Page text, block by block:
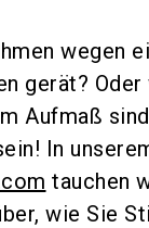
wegen
gerät? Oder
Aufmaß
In
tauchen
wie Sie